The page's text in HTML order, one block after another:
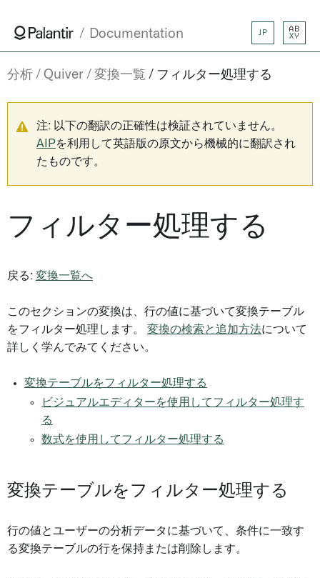
Documentation JP
AB
XY
分析 Quiver 変換一覧 フィルター処理する
注: 以下の翻訳の正確性は検証されていません。
AIPを利用して英語版の原文から機械的に翻訳され
たものです。
フィルター処理する
戻る: 変換一覧へ
このセクションの変換は、行の値に基づいて変換テーブル
をフィルター処理します。 変換の検索と追加方法について
詳しく学んでみてください。
変換テーブルをフィルター処理する
ビジュアルエディターを使用してフィルター処理す
る
数式を使用してフィルター処理する
変換テーブルをフィルター処理する
行の値とユーザーの分析データに基づいて、条件に一致す
る変換テーブルの行を保持または削除します。